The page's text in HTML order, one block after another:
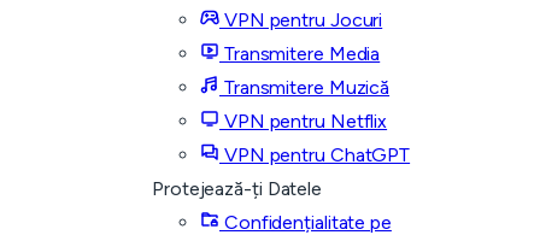
VPN pentru Jocuri
Transmitere Media
Transmitere Muzică
VPN pentru Netflix
VPN pentru ChatGPT
Protejează-ți Datele
Confidențialitate pe